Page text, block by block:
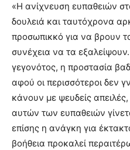
«Η ανίχνευση ευπαθειών
δουλειά και ταυτόχρονα
προσωπικκό για να βρουν
συνέχεια να τα
γεγονότος, η προστασία
αφού οι περισσότεροι δεν
κάνουν με ψευδείς
αυτών των ευπαθειών
επίσης η ανάγκη για
βοήθεια προκαλεί